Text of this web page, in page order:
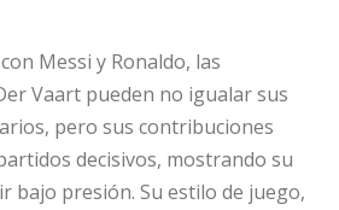
Messi y Ronaldo, las
Vaart pueden no igualar sus
pero sus contribuciones
decisivos, mostrando su
bajo presión. Su estilo de juego,